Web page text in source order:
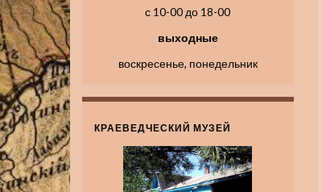
с 10-00 до 18-00
выходные
воскресенье, понедельник
КРАЕВЕДЧЕСКИЙ МУЗЕЙ